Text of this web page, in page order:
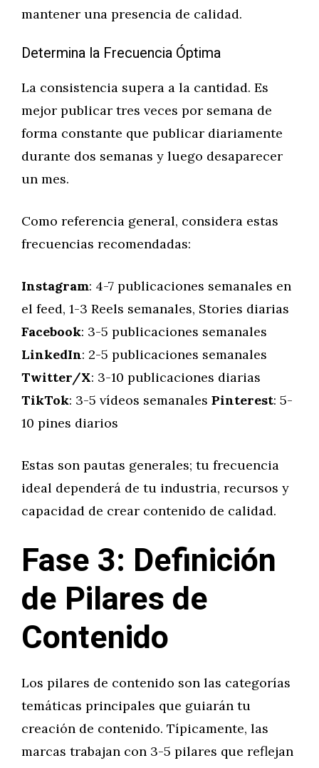
mantener una presencia de calidad.
Determina la Frecuencia Óptima
La consistencia supera a la cantidad. Es
mejor publicar tres veces por semana de
forma constante que publicar diariamente
durante dos semanas y luego desaparecer
un mes.
Como referencia general, considera estas
frecuencias recomendadas:
Instagram: 4-7 publicaciones semanales en
el feed, 1-3 Reels semanales, Stories diarias
Facebook: 3-5 publicaciones semanales
LinkedIn: 2-5 publicaciones semanales
Twitter/X: 3-10 publicaciones diarias
TikTok: 3-5 vídeos semanales Pinterest: 5-
10 pines diarios
Estas son pautas generales; tu frecuencia
ideal dependerá de tu industria, recursos y
capacidad de crear contenido de calidad.
Fase 3: Definición
de Pilares de
Contenido
Los pilares de contenido son las categorías
temáticas principales que guiarán tu
creación de contenido. Típicamente, las
marcas trabajan con 3-5 pilares que reflejan